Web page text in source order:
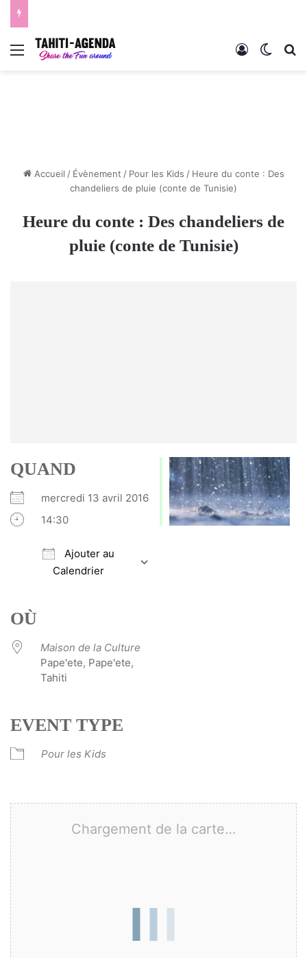
Menu Connexion
Accueil / Évènement / Pour les Kids / Heure du conte : Des
chandeliers de pluie (conte de Tunisie)
Heure du conte : Des chandeliers de
pluie (conte de Tunisie)
QUAND
mercredi 13 avril 2016
14:30
Ajouter au
Calendrier
OÙ
Maison de la Culture
Pape'ete, Pape'ete,
Tahiti
EVENT TYPE
Pour les Kids
Chargement de la carte…